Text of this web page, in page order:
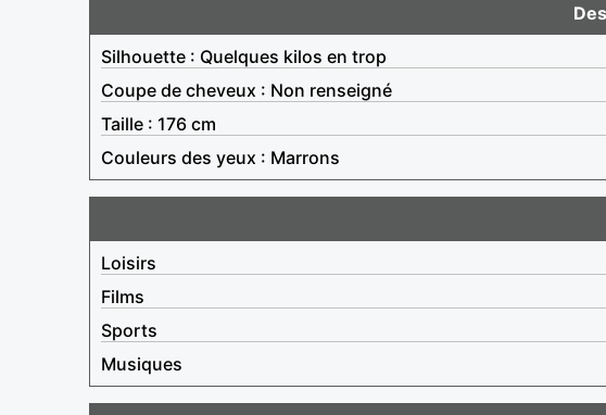
Silhouette : Quelques kilos en trop
Coupe de cheveux : Non renseigné
Taille : 176 cm
Couleurs des yeux : Marrons
Loisirs
Films
Sports
Musiques